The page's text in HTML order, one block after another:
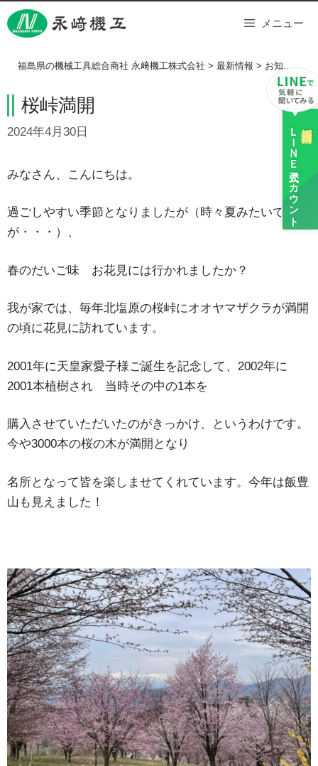
Skip
to
ＬＩＮＥ
公式アカウント
メニュー
福島県の機械工具総合商社 永﨑機工株式会社 > 最新情報 > お知らせ >
桜峠満開
2024年4月30日
みなさん、こんにちは。
過ごしやすい季節となりましたが（時々夏みたいです
が・・・）、
春のだいご味 お花見には行かれましたか？
我が家では、毎年北塩原の桜峠にオオヤマザクラが満開
の頃に花見に訪れています。
2001年に天皇家愛子様ご誕生を記念して、2002年に
2001本植樹され 当時その中の1本を
購入させていただいたのがきっかけ、というわけです。
今や3000本の桜の木が満開となり
名所となって皆を楽しませてくれています。今年は飯豊
山も見えました！